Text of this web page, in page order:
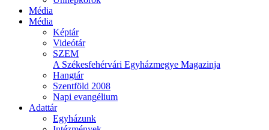
Média
Média
Képtár
Videótár
SZEM
A Székesfehérvári Egyházmegye Magazinja
Hangtár
Szentföld 2008
Napi evangélium
Adattár
Egyházunk